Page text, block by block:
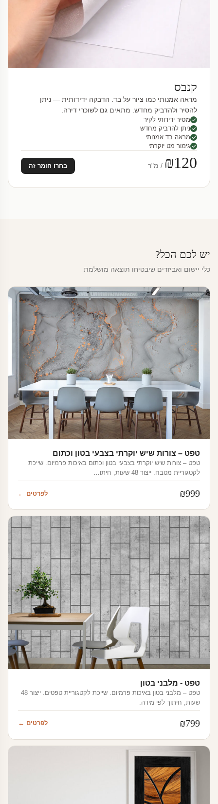
קנבס
מראה אמנותי כמו ציור על בד. הדבקה ידידותית — ניתן
להסיר ולהדביק מחדש. מתאים גם לשוכרי דירה.
מסיר ידידותי לקיר
ניתן להדביק מחדש
מראה בד אמנותי
גימור מט יוקרתי
₪120 / מ"ר בחרו חומר זה
יש לכם הכל?
כלי יישום ואביזרים שיבטיחו תוצאה מושלמת
טפט – צורות שיש יוקרתי בצבעי בטון וכתום
טפט – צורות שיש יוקרתי בצבעי בטון וכתום באיכות פרמיום. שייכת
לקטגוריית מטבח. ייצור 48 שעות, חיתו…
₪999 לפרטים ←
טפט - מלבני בטון
טפט – מלבני בטון באיכות פרמיום. שייכת לקטגוריית טפטים. ייצור 48
שעות, חיתוך לפי מידה.
₪799 לפרטים ←